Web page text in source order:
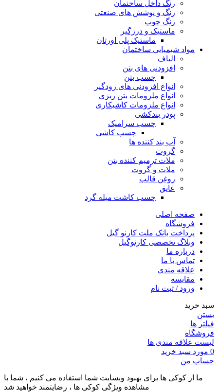
رنگ داخل ساخنمان
رنگ و پوشش های صنعتی
رنگ چوب
ماستیک و درزگیر
ماستیک پلی اورتان
مواد شیمیایی ساختمان
الیاف
افزودنی های بتن
چسب بتن
انواع افزودنی های زودگیر
انواع ملزومات بتن ریزی
انواع ملزومات کاشیکاری
پودر بندکشی
چسب سرامیک
چسب کاشی
آب بند کننده ها
گروت
ملات ترمیم کننده بتن
ملات و گروت
روغن قالب
عایق
چسب کاشت میله گرد
صفحه اصلی
فروشگاه
پرداخت بانک ملت کارنو گیل
وبلاگ تخصصی کارنوگیل
درباره ما
تماس با ما
علاقه مندی
مقايسه
ورود / ثبت نام
سبد خرید
بستن
فیلتر ها
فروشگاه
لیست علاقه مندی ها
0 مورد سبد خرید
حساب من
ما از کوکی ها برای بهبود وبسایت شما استفاده می کنیم ، شما با
مشاهده ویژگی کوکی ها ، رضایتمند خواهید شد